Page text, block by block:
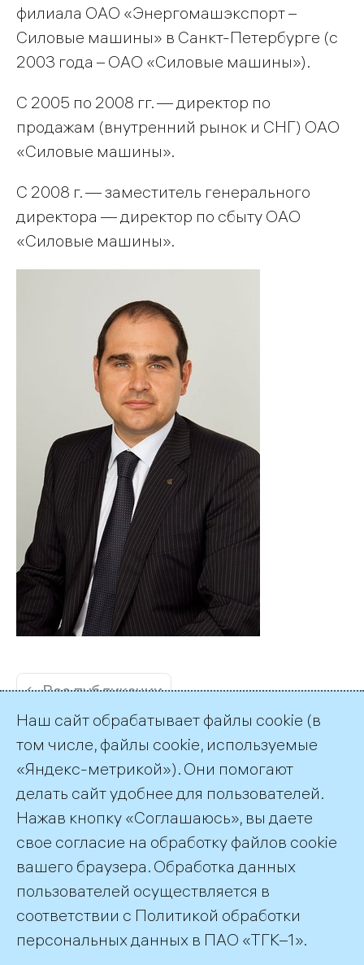
филиала ОАО «Энергомашэкспорт –
Силовые машины» в Санкт-Петербурге (с
2003 года – ОАО «Силовые машины»).
С 2005 по 2008 гг. — директор по
продажам (внутренний рынок и СНГ) ОАО
«Силовые машины».
C 2008 г. — заместитель генерального
директора — директор по сбыту ОАО
«Силовые машины».
← Все публикации
Пресс-служба ТГК-1
+7 (812) 688-32-84
press@tgc1.ru
©2026 ПАО «ТГК–1»
Наш сайт обрабатывает файлы cookie (в
том числе, файлы cookie, используемые
«Яндекс-метрикой»). Они помогают
делать сайт удобнее для пользователей.
Нажав кнопку «Соглашаюсь», вы даете
свое согласие на обработку файлов cookie
вашего браузера. Обработка данных
пользователей осуществляется в
соответствии с Политикой обработки
персональных данных в ПАО «ТГК–1».